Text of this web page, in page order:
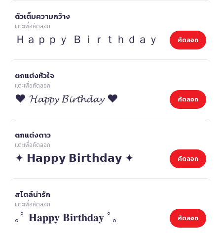
ตัวเต็มความกว้าง
แตะเพื่อคัดลอก
Ｈａｐｐｙ Ｂｉｒｔｈｄａｙ คัดลอก
ตกแต่งหัวใจ
แตะเพื่อคัดลอก
❤ 𝓗𝓪𝓹𝓹𝔂 𝓑𝓲𝓻𝓽𝓱𝓭𝓪𝔂 ❤ คัดลอก
ตกแต่งดาว
แตะเพื่อคัดลอก
✦ 𝗛𝗮𝗽𝗽𝘆 𝗕𝗶𝗿𝘁𝗵𝗱𝗮𝘆 ✦ คัดลอก
สไตล์น่ารัก
แตะเพื่อคัดลอก
｡ﾟ 𝐇𝐚𝐩𝐩𝐲 𝐁𝐢𝐫𝐭𝐡𝐝𝐚𝐲 ﾟ｡ คัดลอก